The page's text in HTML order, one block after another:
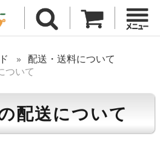
配送・送料について
ついて
配送について